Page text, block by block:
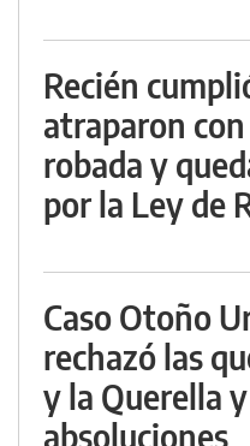
Recién
atraparon
robada y
por la Ley de
Caso Otoño
rechazó las
y la Querella
absoluciones